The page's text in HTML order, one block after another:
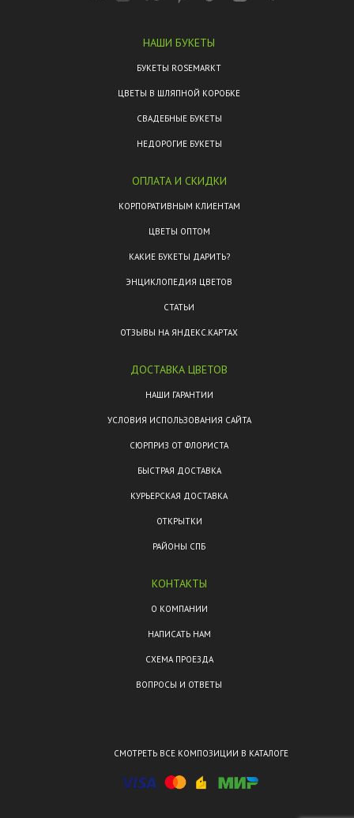
НАШИ БУКЕТЫ
БУКЕТЫ ROSEMARKT
ЦВЕТЫ В ШЛЯПНОЙ КОРОБКЕ
СВАДЕБНЫЕ БУКЕТЫ
НЕДОРОГИЕ БУКЕТЫ
ОПЛАТА И СКИДКИ
КОРПОРАТИВНЫМ КЛИЕНТАМ
ЦВЕТЫ ОПТОМ
КАКИЕ БУКЕТЫ ДАРИТЬ?
ЭНЦИКЛОПЕДИЯ ЦВЕТОВ
СТАТЬИ
ОТЗЫВЫ НА ЯНДЕКС.КАРТАХ
ДОСТАВКА ЦВЕТОВ
НАШИ ГАРАНТИИ
УСЛОВИЯ ИСПОЛЬЗОВАНИЯ САЙТА
СЮРПРИЗ ОТ ФЛОРИСТА
БЫСТРАЯ ДОСТАВКА
КУРЬЕРСКАЯ ДОСТАВКА
ОТКРЫТКИ
РАЙОНЫ СПБ
КОНТАКТЫ
О КОМПАНИИ
НАПИСАТЬ НАМ
СХЕМА ПРОЕЗДА
ВОПРОСЫ И ОТВЕТЫ
СМОТРЕТЬ ВСЕ КОМПОЗИЦИИ В КАТАЛОГЕ